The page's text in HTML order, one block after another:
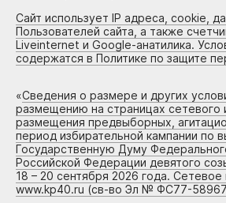
Сайт использует IP адреса, cookie,
Пользователей сайта, а также
Liveinternet и Google-анатилика.
содержатся в Политике по защите
«Сведения о размере и других
размещению на страницах сетевого
размещения предвыборных,
период избирательной кампании по
Государственную Думу
Российской Федерации девятого
18 – 20 сентября 2026 года. Сетевое
www.kp40.ru (св-во Эл № ФС77-58967